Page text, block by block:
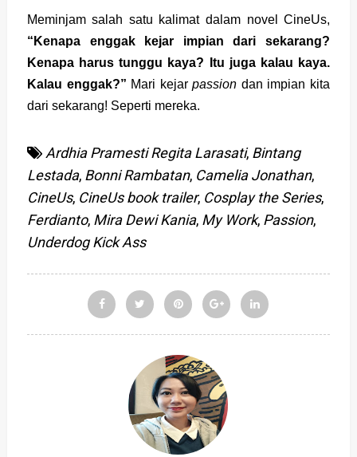
Meminjam salah satu kalimat dalam novel CineUs,
“Kenapa enggak kejar impian dari sekarang?
Kenapa harus tunggu kaya? Itu juga kalau kaya.
Kalau enggak?” Mari kejarpassion dan impian kita
dari sekarang! Seperti mereka.
Ardhia Pramesti Regita Larasati, Bintang
Lestada, Bonni Rambatan, Camelia Jonathan,
CineUs, CineUs book trailer, Cosplay the Series,
Ferdianto, Mira Dewi Kania, My Work, Passion,
Underdog Kick Ass